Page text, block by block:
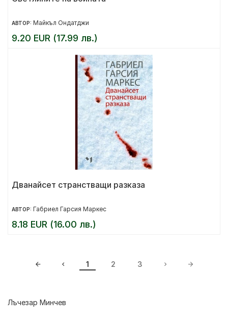
АВТОР: Майкъл Ондатджи
9.20 EUR (17.99 лв.)
Дванайсет странстващи разказа
АВТОР: Габриел Гарсия Маркес
8.18 EUR (16.00 лв.)
1 2 3
Лъчезар Минчев